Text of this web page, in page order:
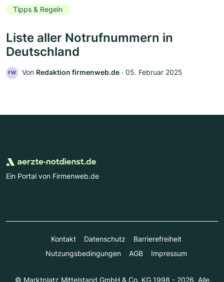
Tipps & Regeln
Liste aller Notrufnummern in
Deutschland
FW Von Redaktion firmenweb.de ‧ 05. Februar 2025
Ein Portal von Firmenweb.de
Kontakt Datenschutz
Barrierefreiheit
Nutzungsbedingungen
AGB Impressum
© Marktplatz Mittelstand GmbH & Co. KG 1998 - 2026. Alle